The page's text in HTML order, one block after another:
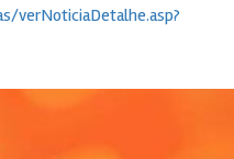
verNoticiaDetalhe.asp?